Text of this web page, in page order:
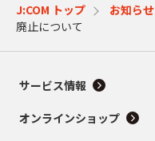
J:COM トップ お知らせ
廃止について
サービス情報
オンラインショップ